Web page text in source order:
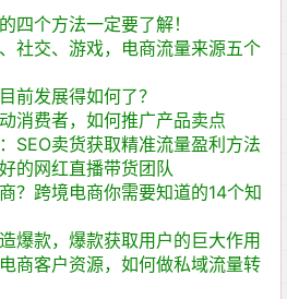
四个方法一定要了解！
社交、游戏，电商流量来源五个
前发展得如何了？
消费者，如何推广产品卖点
SEO卖货获取精准流量盈利方法
的网红直播带货团队
？跨境电商你需要知道的14个知
爆款，爆款获取用户的巨大作用
商客户资源，如何做私域流量转